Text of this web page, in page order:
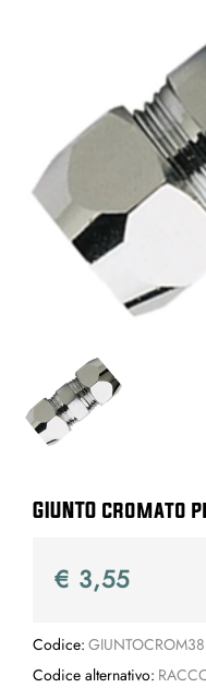
GIUNTO cromato
€ 3,55
Codice:
Codice alternativo: